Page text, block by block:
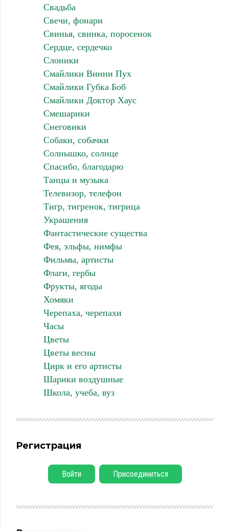
Свадьба
Свечи, фонари
Свинья, свинка, поросенок
Сердце, сердечко
Слоники
Смайлики Винни Пух
Смайлики Губка Боб
Смайлики Доктор Хаус
Смешарики
Снеговики
Собаки, собачки
Солнышко, солнце
Спасибо, благодарю
Танцы и музыка
Телевизор, телефон
Тигр, тигренок, тигрица
Украшения
Фантастические существа
Фея, эльфы, нимфы
Фильмы, артисты
Флаги, гербы
Фрукты, ягоды
Хомяки
Черепаха, черепахи
Часы
Цветы
Цветы весны
Цирк и его артисты
Шарики воздушные
Школа, учеба, вуз
Регистрация
Войти Присоединиться